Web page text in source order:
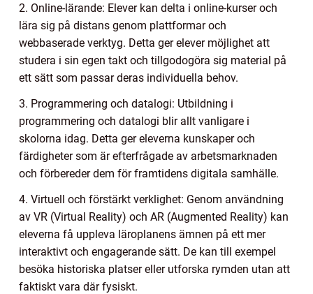
2. Online-lärande: Elever kan delta i online-kurser och
lära sig på distans genom plattformar och
webbaserade verktyg. Detta ger elever möjlighet att
studera i sin egen takt och tillgodogöra sig material på
ett sätt som passar deras individuella behov.
3. Programmering och datalogi: Utbildning i
programmering och datalogi blir allt vanligare i
skolorna idag. Detta ger eleverna kunskaper och
färdigheter som är efterfrågade av arbetsmarknaden
och förbereder dem för framtidens digitala samhälle.
4. Virtuell och förstärkt verklighet: Genom användning
av VR (Virtual Reality) och AR (Augmented Reality) kan
eleverna få uppleva läroplanens ämnen på ett mer
interaktivt och engagerande sätt. De kan till exempel
besöka historiska platser eller utforska rymden utan att
faktiskt vara där fysiskt.